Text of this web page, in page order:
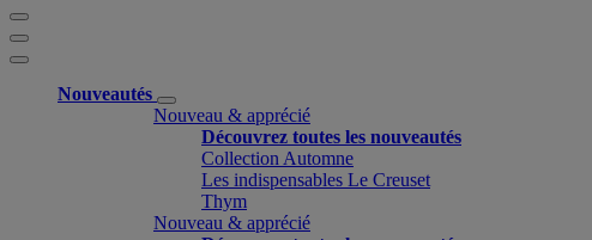
Nouveautés
Nouveau & apprécié
Découvrez toutes les nouveautés
Collection Automne
Les indispensables Le Creuset
Thym
Nouveau & apprécié